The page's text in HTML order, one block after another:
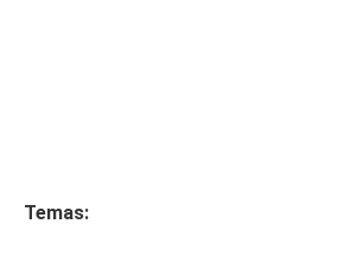
Temas: